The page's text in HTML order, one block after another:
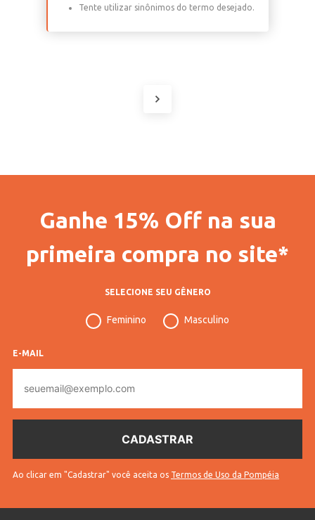
Tente utilizar sinônimos do termo desejado.
Ganhe 15% Off na sua
primeira compra no site*
SELECIONE SEU GÊNERO
Feminino Masculino
E-MAIL
mail
Ao clicar em "Cadastrar" você aceita os Termos de Uso da Pompéia